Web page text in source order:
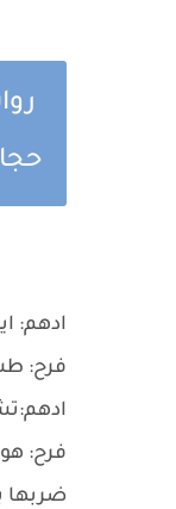
ادهم:
فرح:
فرح:
ضربها